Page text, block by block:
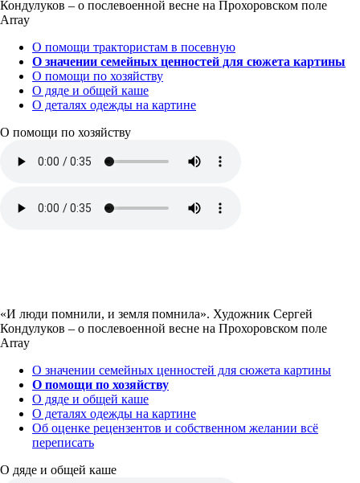
Кондулуков – о послевоенной весне на Прохоровском поле
Array
О помощи трактористам в посевную
О значении семейных ценностей для сюжета картины
О помощи по хозяйству
О дяде и общей каше
О деталях одежды на картине
О помощи по хозяйству
«И люди помнили, и земля помнила». Художник Сергей
Кондулуков – о послевоенной весне на Прохоровском поле
Array
О значении семейных ценностей для сюжета картины
О помощи по хозяйству
О дяде и общей каше
О деталях одежды на картине
Об оценке рецензентов и собственном желании всё
переписать
О дяде и общей каше